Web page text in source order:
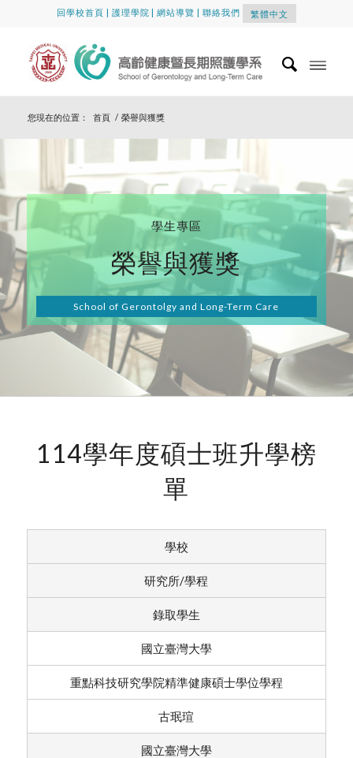
回學校首頁 | 護理學院 |網站導覽 |聯絡我們 繁體中文
您現在的位置： 首頁 / 榮譽與獲獎
學生專區
榮譽與獲獎
School of Gerontolgy and Long-Term Care
114學年度碩士班升學榜
單
學校
研究所/學程
錄取學生
國立臺灣大學
重點科技研究學院精準健康碩士學位學程
古珉瑄
國立臺灣大學